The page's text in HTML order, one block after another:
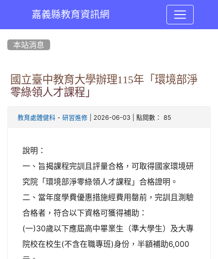
嘉義縣教育資訊網
本站消息
國立臺中教育大學辦理115年「環境部淨
零綠領人才課程」
教育處體健科 - 研習進修 | 2026-06-03 | 點閱數： 85
說明：
一、旨揭課程完訓且評量合格，可取得國家環境研
究院「環境部淨零綠領人才課程」合格證明。
二、當年度學費優惠措施經費用罄前，完訓且測驗
合格者，符合以下資格可獲得補助：
(一)30歲以下應屆高中畢業生（準大學生）及大專
院校在校生(不含在職專班)身份，半額補助6,000